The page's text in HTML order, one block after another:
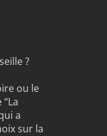
?
ou le
a
sur la